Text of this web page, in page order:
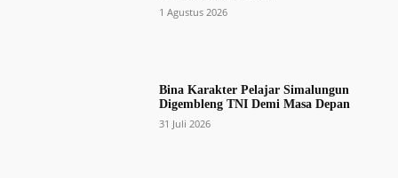
1 Agustus 2026
Bina Karakter Pelajar Simalungun
Digembleng TNI Demi Masa Depan
31 Juli 2026